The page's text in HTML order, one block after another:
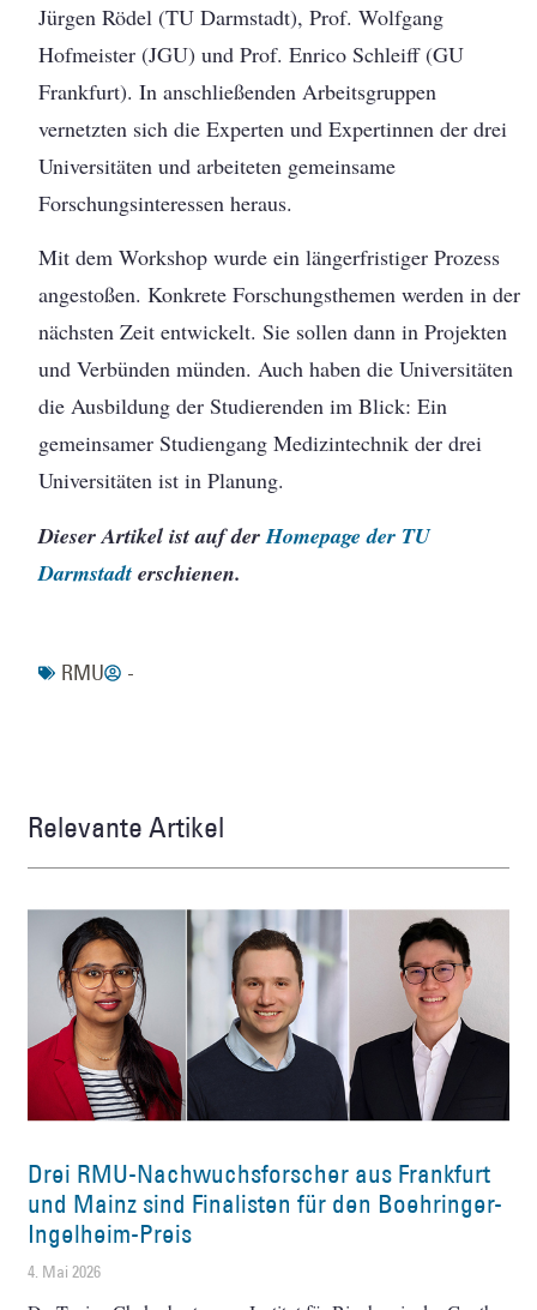
Jürgen Rödel (TU Darmstadt), Prof. Wolfgang
Hofmeister (JGU) und Prof. Enrico Schleiff (GU
Frankfurt). In anschließenden Arbeitsgruppen
vernetzten sich die Experten und Expertinnen der drei
Universitäten und arbeiteten gemeinsame
Forschungsinteressen heraus.
Mit dem Workshop wurde ein längerfristiger Prozess
angestoßen. Konkrete Forschungsthemen werden in der
nächsten Zeit entwickelt. Sie sollen dann in Projekten
und Verbünden münden. Auch haben die Universitäten
die Ausbildung der Studierenden im Blick: Ein
gemeinsamer Studiengang Medizintechnik der drei
Universitäten ist in Planung.
Dieser Artikel ist auf derHomepage der TU
Darmstadt erschienen.
RMU -
Relevante Artikel
Drei RMU-Nachwuchsforscher aus Frankfurt
und Mainz sind Finalisten für den Boehringer-
Ingelheim-Preis
4. Mai 2026